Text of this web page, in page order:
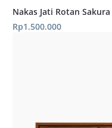
Nakas Jati Rotan Sakura
Rp1.500.000